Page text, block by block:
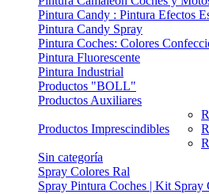
Pintura Candy : Pintura Efectos
Pintura Candy Spray
Pintura Coches: Colores
Pintura Fluorescente
Pintura Industrial
Productos "BOLL"
Productos Auxiliares
Productos Imprescindibles
Sin categoría
Spray Colores Ral
Spray Pintura Coches | Kit Spray